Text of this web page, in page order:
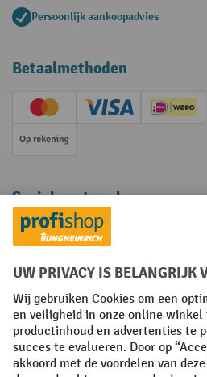
Persoonlijk aankoopadvies
Betaalmethoden
Creditcard (Master)Creditcard (Visa)
iDEAL
Op rekening
Sociale netwerken
Facebook
YouTube
LinkedInInstagram
Algemene leveringsvoorwaarden
Privacyverklaring Privacy